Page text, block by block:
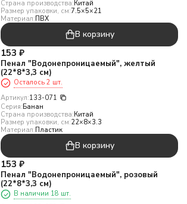
Страна производства:Китай
Размер упаковки, см:7.5×5×21
Материал:ПВХ
В корзину
153 ₽
Пенал "Водонепроницаемый", желтый
(22*8*3,3 см)
Осталось 2 шт.
Артикул:133-071
Серия:Банан
Страна производства:Китай
Размер упаковки, см:22×8×3.3
Материал:Пластик
В корзину
153 ₽
Пенал "Водонепроницаемый", розовый
(22*8*3,3 см)
В наличии 18 шт.